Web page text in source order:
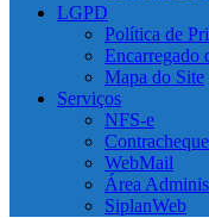
LGPD
Política de
Encarregado
Mapa do Site
Serviços
NFS-e
WebMail
Área
SiplanWeb